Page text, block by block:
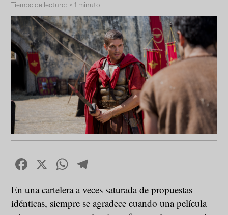
Tiempo de lectura: < 1 minuto
Facebook
X WhatsApp
En una cartelera a veces saturada de propuestas
idénticas, siempre se agradece cuando una película